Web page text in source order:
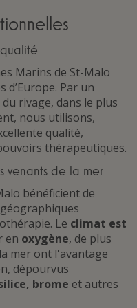
Marins de St-Malo
d’Europe. Par un
du rivage, dans le plus
nous utilisons,
qualité,
thérapeutiques.
venants de la mer
bénéficient de
Le climat est
en oxygène, de plus
mer ont l'avantage
dépourvus
brome et autres